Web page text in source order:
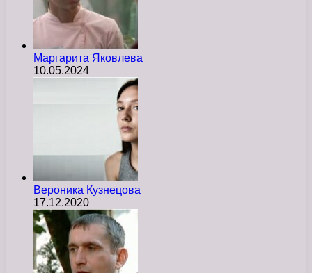
Маргарита Яковлева
10.05.2024
Вероника Кузнецова
17.12.2020